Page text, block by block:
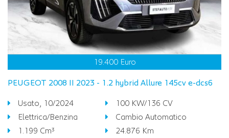
19.400 Euro
PEUGEOT 2008 II 2023 - 1.2 hybrid Allure 145cv e-dcs6
Usato, 10/2024
100 KW/136 CV
Elettrica/Benzina
Cambio Automatico
1.199 Cm³
24.876 Km